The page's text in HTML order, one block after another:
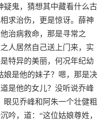
疑鬼，猜想其中藏看什么古
求治伤，更是惊讶。薛神
治病救命，那是寻常之
人居然自己送上门来，实
特异的美丽，何况年纪幼
娘是他的妹子？嗯，那是决
是他的女儿？没听说乔峰
见乔峰和阿朱一个壮健粗
吟，道：“这位姑娘尊姓，